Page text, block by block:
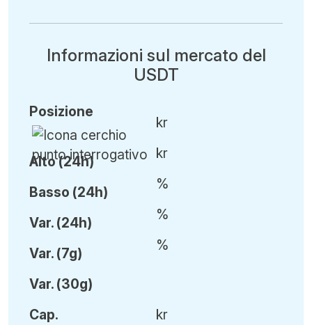
Informazioni sul mercato del
USDT
Posizione
Alto (24h)
Basso (24h)
Var. (24h)
Var. (7g)
Var. (30g)
kr
kr
%
%
%
Cap.
kr